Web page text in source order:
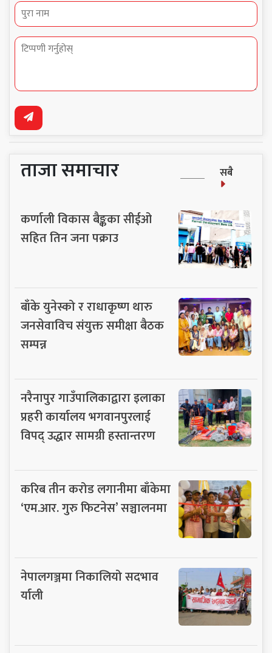
ताजा समाचार सबै
कर्णाली विकास बैङ्कका सीईओ
सहित तिन जना पक्राउ
बाँके युनेस्को र राधाकृष्ण थारु
जनसेवाविच संयुक्त समीक्षा बैठक
सम्पन्न
नरैनापुर गाउँपालिकाद्वारा इलाका
प्रहरी कार्यालय भगवानपुरलाई
विपद् उद्धार सामग्री हस्तान्तरण
करिब तीन करोड लगानीमा बाँकेमा
‘एम.आर. गुरु फिटनेस’ सञ्चालनमा
नेपालगञ्जमा निकालियो सदभाव
र्याली